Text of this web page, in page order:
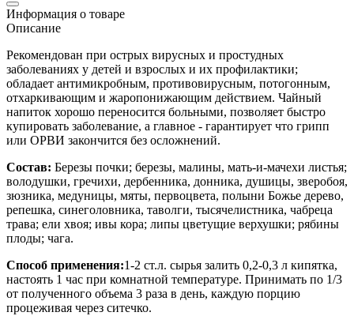
Информация о товаре
Описание
Рекомендован при острых вирусных и простудных
заболеваниях у детей и взрослых и их профилактики;
обладает антимикробным, противовирусным, потогонным,
отхаркивающим и жаропонижающим действием. Чайный
напиток хорошо переносится больными, позволяет быстро
купировать заболевание, а главное - гарантирует что грипп
или ОРВИ закончится без осложнений.
Состав: Березы почки; березы, малины, мать-и-мачехи листья;
володушки, гречихи, дербенника, донника, душицы, зверобоя,
зюзника, медуницы, мяты, первоцвета, полыни Божье дерево,
репешка, синеголовника, таволги, тысячелистника, чабреца
трава; ели хвоя; ивы кора; липы цветущие верхушки; рябины
плоды; чага.
Способ применения:1-2 ст.л. сырья залить 0,2-0,3 л кипятка,
настоять 1 час при комнатной температуре. Принимать по 1/3
от полученного объема 3 раза в день, каждую порцию
процеживая через ситечко.